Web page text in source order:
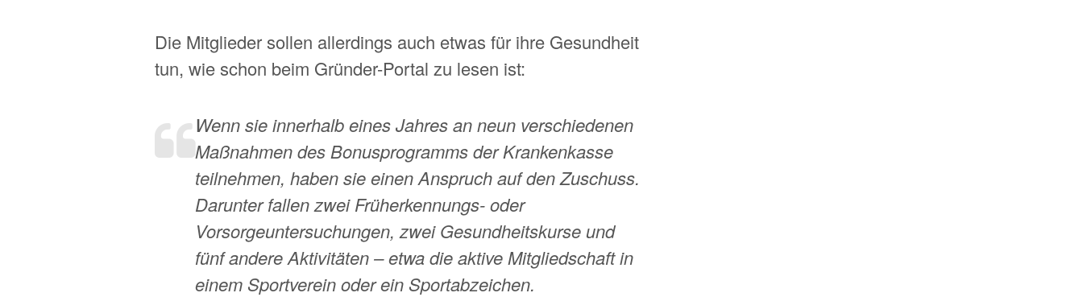
Die Mitglieder sollen allerdings auch etwas für ihre Gesundheit
tun, wie schon beim Gründer-Portal zu lesen ist:
Wenn sie innerhalb eines Jahres an neun verschiedenen
Maßnahmen des Bonusprogramms der Krankenkasse
teilnehmen, haben sie einen Anspruch auf den Zuschuss.
Darunter fallen zwei Früherkennungs- oder
Vorsorgeuntersuchungen, zwei Gesundheitskurse und
fünf andere Aktivitäten – etwa die aktive Mitgliedschaft in
einem Sportverein oder ein Sportabzeichen.